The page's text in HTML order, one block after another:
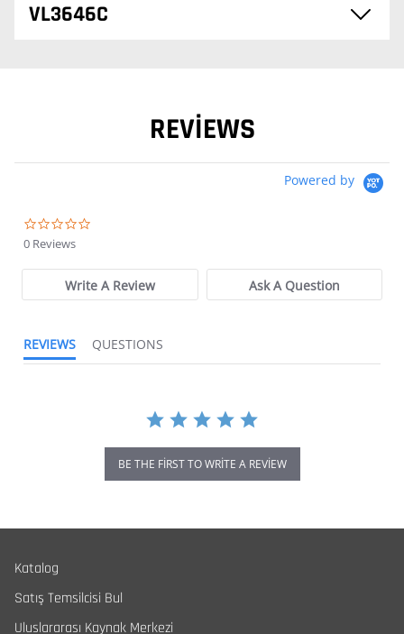
VL3646C
REVIEWS
Powered by
0 Reviews
Write A Review Ask A Question
REVIEWS QUESTIONS
BE THE FIRST TO WRITE A REVIEW
Katalog
Satış Temsilcisi Bul
Uluslararası Kaynak Merkezi